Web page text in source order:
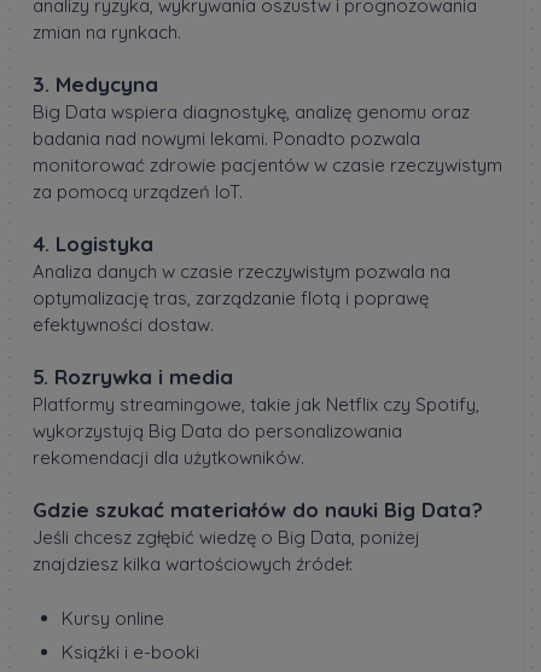
analizy ryzyka, wykrywania oszustw i prognozowania
zmian na rynkach.
3. Medycyna
Big Data wspiera diagnostykę, analizę genomu oraz
badania nad nowymi lekami. Ponadto pozwala
monitorować zdrowie pacjentów w czasie rzeczywistym
za pomocą urządzeń IoT.
4. Logistyka
Analiza danych w czasie rzeczywistym pozwala na
optymalizację tras, zarządzanie flotą i poprawę
efektywności dostaw.
5. Rozrywka i media
Platformy streamingowe, takie jak Netflix czy Spotify,
wykorzystują Big Data do personalizowania
rekomendacji dla użytkowników.
Gdzie szukać materiałów do nauki Big Data?
Jeśli chcesz zgłębić wiedzę o Big Data, poniżej
znajdziesz kilka wartościowych źródeł:
Kursy online
Książki i e-booki